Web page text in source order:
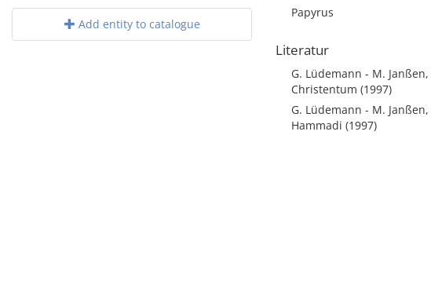
Add entity to catalogue
Papyrus
Literatur
G. Lüdemann - M.
Christentum (1997)
G. Lüdemann - M.
Hammadi (1997)